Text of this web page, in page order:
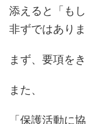
添えると「も
非ずではありま
まず、要項を
また、
「保護活動に